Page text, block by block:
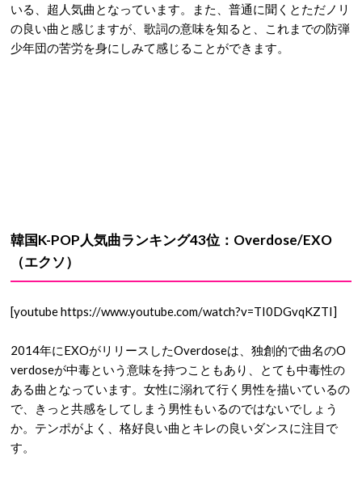
いる、超人気曲となっています。また、普通に聞くとただノリ
の良い曲と感じますが、歌詞の意味を知ると、これまでの防弾
少年団の苦労を身にしみて感じることができます。
韓国K-POP人気曲ランキング43位：Overdose/EXO
（エクソ）
[youtube https://www.youtube.com/watch?v=TI0DGvqKZTI]
2014年にEXOがリリースしたOverdoseは、独創的で曲名のO
verdoseが中毒という意味を持つこともあり、とても中毒性の
ある曲となっています。女性に溺れて行く男性を描いているの
で、きっと共感をしてしまう男性もいるのではないでしょう
か。テンポがよく、格好良い曲とキレの良いダンスに注目で
す。